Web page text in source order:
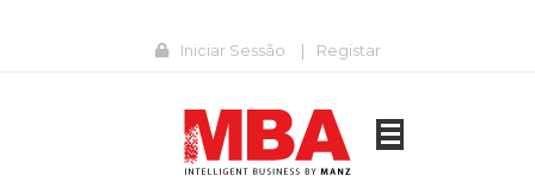
Iniciar Sessão | Registar